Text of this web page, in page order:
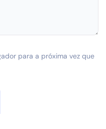
para a próxima vez que